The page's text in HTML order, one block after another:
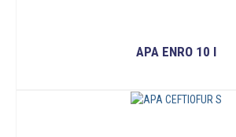
APA ENRO 10 I